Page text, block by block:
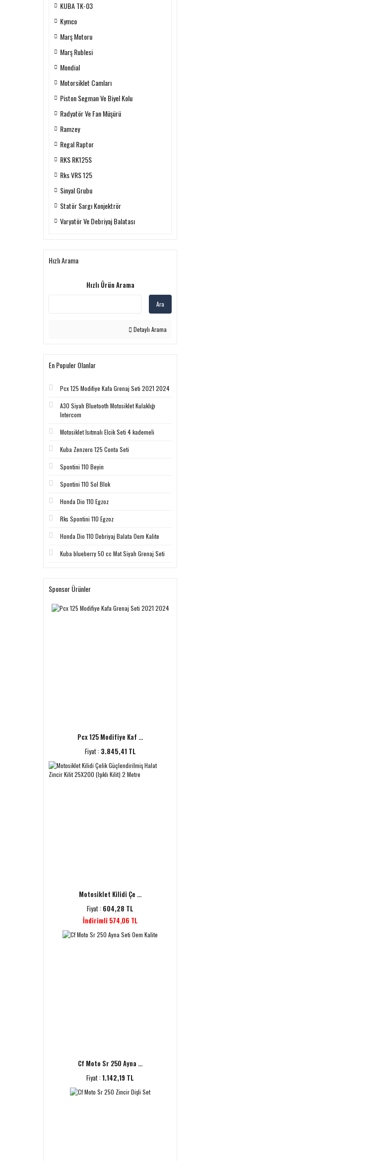
KUBA TK-03
Kymco
Marş Motoru
Marş Rublesi
Mondial
Motorsiklet Camları
Piston Segman Ve Biyel Kolu
Radyatör Ve Fan Müşürü
Ramzey
Regal Raptor
RKS RK125S
Rks VRS 125
Sinyal Grubu
Statör Sargı Konjektrör
Varyatör Ve Debriyaj Balatası
Hızlı Arama
Hızlı Ürün Arama
Ara
Detaylı Arama
En Populer Olanlar
Pcx 125 Modifiye Kafa Grenaj Seti 2021 2024
A30 Siyah Bluetooth Motosiklet Kulaklığı
Intercom
Motosiklet Isıtmalı Elcik Seti 4 kademeli
Kuba Zenzero 125 Conta Seti
Spontini 110 Beyin
Spontini 110 Sol Blok
Honda Dio 110 Egzoz
Rks Spontini 110 Egzoz
Honda Dio 110 Debriyaj Balata Oem Kalite
Kuba blueberry 50 cc Mat Siyah Grenaj Seti
Sponsor Ürünler
Pcx 125 Modifiye Kaf ...
Fiyat : 3.845,41 TL
Motosiklet Kilidi Çe ...
Fiyat : 604,28 TL
İndirimli 574,06 TL
Cf Moto Sr 250 Ayna ...
Fiyat : 1.142,19 TL